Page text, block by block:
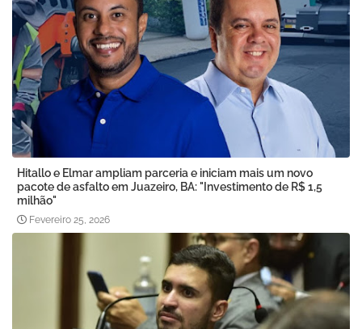
Hitallo e Elmar ampliam parceria e iniciam mais um novo
pacote de asfalto em Juazeiro, BA: "Investimento de R$ 1,5
milhão"
Fevereiro 25, 2026